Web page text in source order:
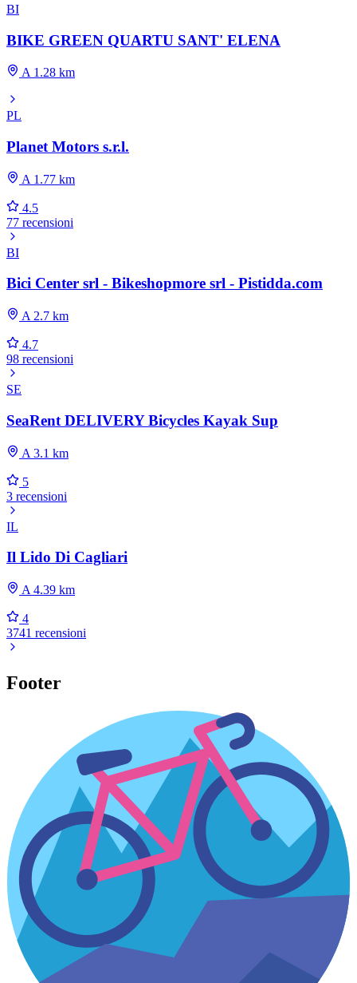
BI
BIKE GREEN QUARTU SANT' ELENA
A 1.28 km
PL
Planet Motors s.r.l.
A 1.77 km
4.5
77 recensioni
BI
Bici Center srl - Bikeshopmore srl - Pistidda.com
A 2.7 km
4.7
98 recensioni
SE
SeaRent DELIVERY Bicycles Kayak Sup
A 3.1 km
5
3 recensioni
IL
Il Lido Di Cagliari
A 4.39 km
4
3741 recensioni
Footer